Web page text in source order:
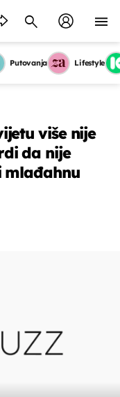
Putovanja Lifestyle
više nije
da nije
mlađahnu